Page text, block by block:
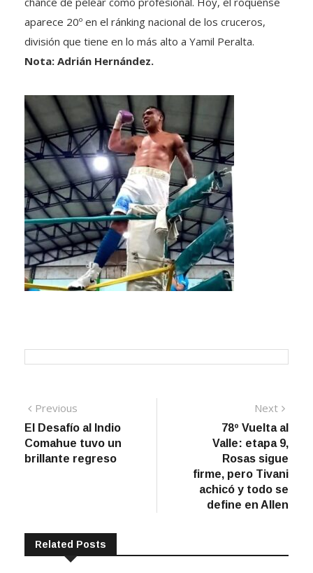
aparece 20º en el ránking nacional de los cruceros,
división que tiene en lo más alto a Yamil Peralta.
Nota: Adrián Hernández.
Navegación
de
entradas
Previous
post:
El Desafío al Indio
Comahue tuvo un
brillante regreso
Next
post:
78º Vuelta al
Valle: etapa 9,
Rosas sigue
firme, pero Tivani
achicó y todo se
define en Allen
Related Posts